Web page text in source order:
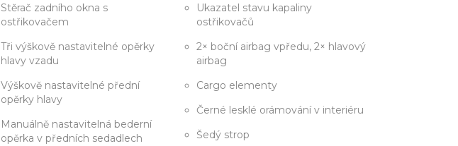
Stěrač zadního okna s
ostřikovačem
Tři výškově nastavitelné opěrky
hlavy vzadu
Výškově nastavitelné přední
opěrky hlavy
Manuálně nastavitelná bederní
opěrka v předních sedadlech
Ukazatel stavu kapaliny
ostřikovačů
2× boční airbag vpředu, 2× hlavový
airbag
Cargo elementy
Černé lesklé orámování v interiéru
Šedý strop